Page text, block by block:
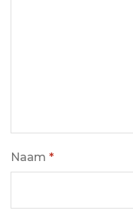
Naam *